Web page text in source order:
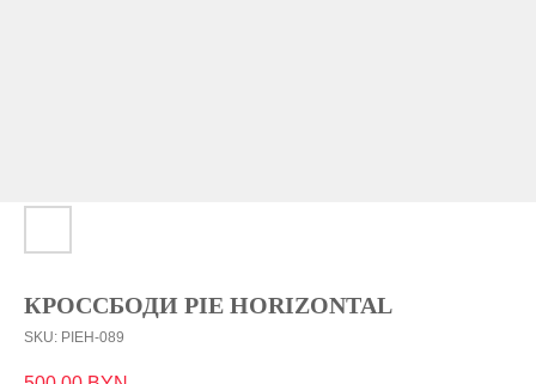
КРОССБОДИ PIE HORIZONTAL
SKU: PIEH-089